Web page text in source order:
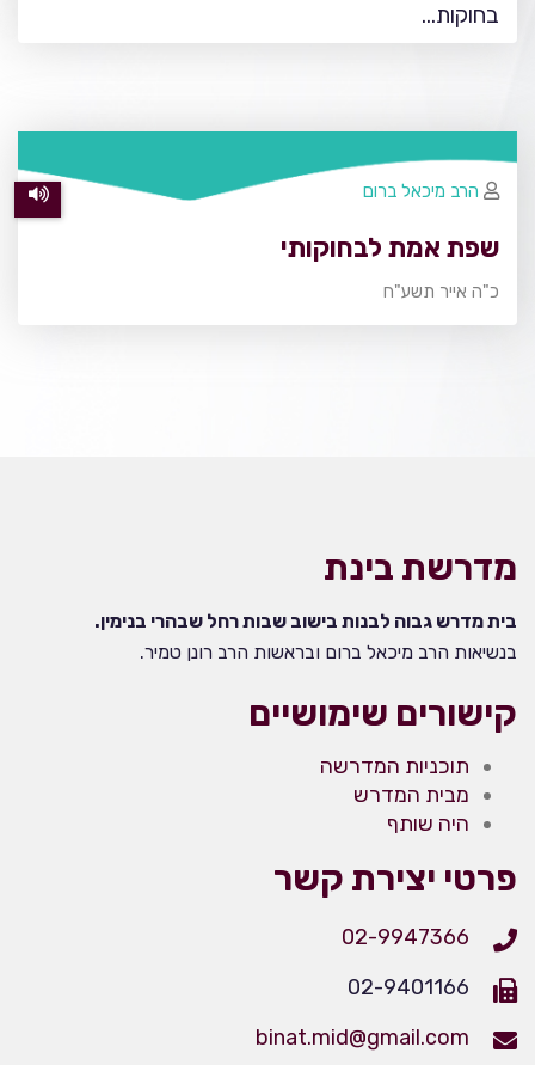
בחוקות…
שפת אמת לבחוקותי
כ"ה אייר תשע"ח
הרב מיכאל ברום
מדרשת בינת
בית מדרש גבוה לבנות בישוב שבות רחל שבהרי בנימין.
בנשיאות הרב מיכאל ברום ובראשות הרב רונן טמיר.
קישורים שימושיים
תוכניות המדרשה
מבית המדרש
היה שותף
פרטי יצירת קשר
02-9947366
02-9401166
binat.mid@gmail.com